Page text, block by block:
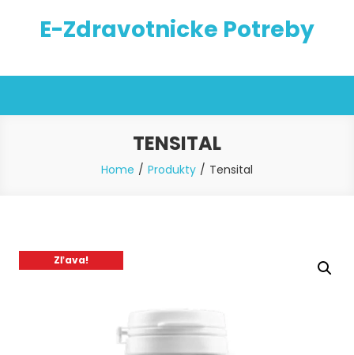
E-Zdravotnicke Potreby
TENSITAL
Home Produkty Tensital
Zľava!